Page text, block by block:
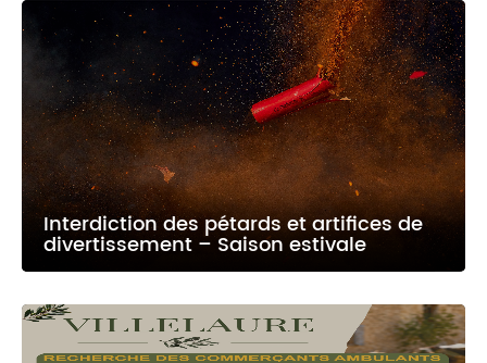
Interdiction des pétards et artifices de
divertissement – Saison estivale